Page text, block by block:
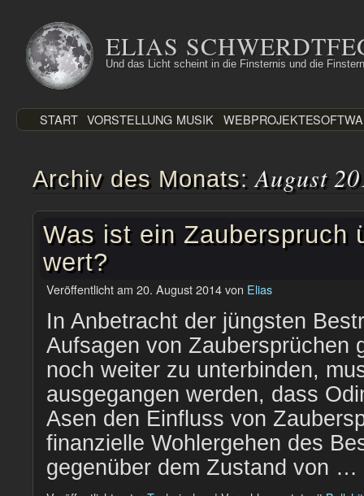
Inhalt
springen
ELIAS
Und das Licht scheint in die Finsternis und die
START VORSTELLUNG MUSIK WEBPROJEKTE
Archiv des Monats: August
Was ist ein Zauberspruch
wert?
Veröffentlicht am 20. August 2014von Elias
In Anbetracht der jüngsten
Aufsagen von Zaubersprüchen
noch weiter zu unterbinden,
ausgegangen werden, dass
Asen den Einfluss von
finanzielle Wohlergehen des
gegenüber dem Zustand von …